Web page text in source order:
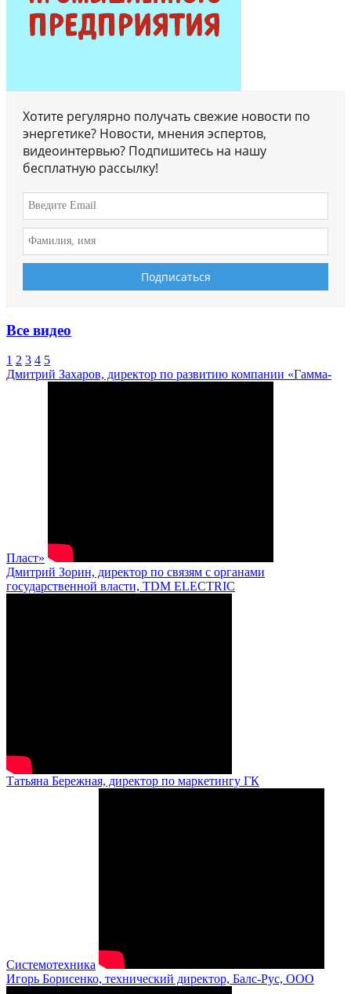
Хотите регулярно получать свежие новости по
энергетике? Новости, мнения эспертов,
видеоинтервью? Подпишитесь на нашу
бесплатную рассылку!
Все видео
1 2 3 4 5
Дмитрий Захаров, директор по развитию компании «Гамма-
Пласт»
Дмитрий Зорин, директор по связям с органами
государственной власти, TDM ELECTRIC
Татьяна Бережная, директор по маркетингу ГК
Системотехника
Игорь Борисенко, технический директор, Балс-Рус, ООО